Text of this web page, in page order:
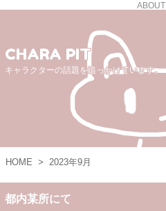
ABOUT
CHARA PIT
キャラクターの話題を追っかけています。
HOME > 2023年9月
都内某所にて